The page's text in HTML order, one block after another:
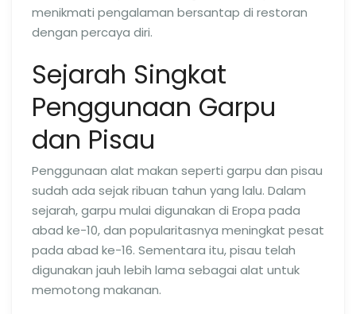
menikmati pengalaman bersantap di restoran
dengan percaya diri.
Sejarah Singkat
Penggunaan Garpu
dan Pisau
Penggunaan alat makan seperti garpu dan pisau
sudah ada sejak ribuan tahun yang lalu. Dalam
sejarah, garpu mulai digunakan di Eropa pada
abad ke-10, dan popularitasnya meningkat pesat
pada abad ke-16. Sementara itu, pisau telah
digunakan jauh lebih lama sebagai alat untuk
memotong makanan.